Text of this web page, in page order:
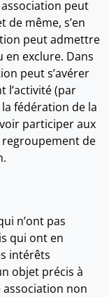
peut
de même, s’en
peut admettre
en exclure. Dans
peut s’avérer
l’activité (par
fédération de la
participer aux
de
n’ont pas
qui ont en
intérêts
objet précis à
non